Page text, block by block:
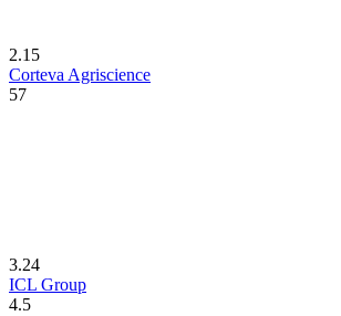
2.15
Corteva Agriscience
57
3.24
ICL Group
4.5